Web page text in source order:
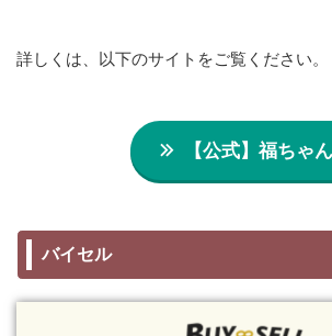
詳しくは、以下のサイトをご覧ください。
【公式】福ちゃん
バイセル